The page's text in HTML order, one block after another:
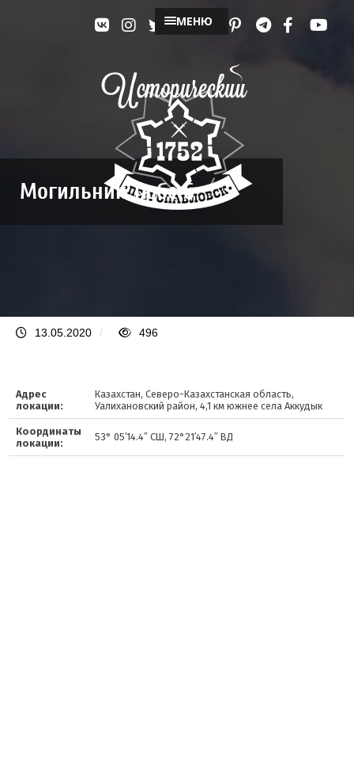
МЕНЮ
Могильник Тюбе 6
13.05.2020 / 496
Адрес
локации:
Казахстан, Северо-Казахстанская область,
Уалихановский район, 4,1 км южнее села Аккудык
Координаты
локации:
53° 05′14.4″ СШ, 72°21′47.4″ ВД